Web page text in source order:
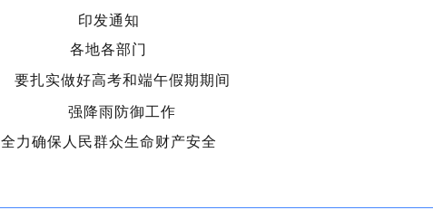
印发通知
各地各部门
要扎实做好高考和端午假期期间
强降雨防御工作
全力确保人民群众生命财产安全